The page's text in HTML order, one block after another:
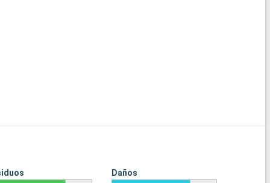
Daños